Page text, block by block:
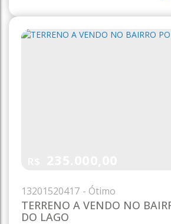
TERRENO A VENDO NO
DO LAGO
13201520417